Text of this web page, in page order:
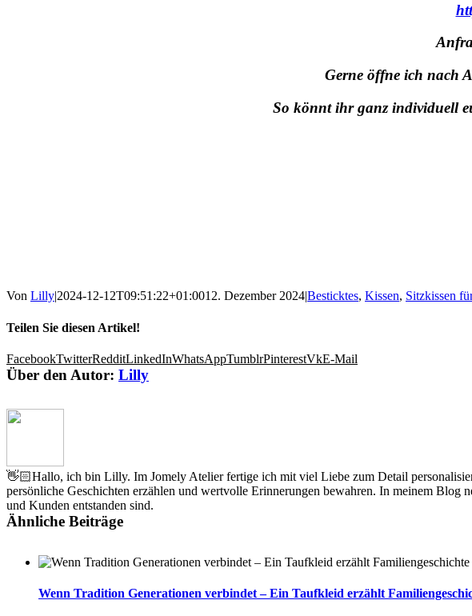
Gerne öffne ich nach
So könnt ihr ganz individuell
Von Lilly2024-12-12T09:51:22+01:0012. Dezember 2024Besticktes, Kissen, Sitzkissen
Teilen Sie diesen Artikel!
FacebookTwitterRedditLinkedInWhatsAppTumblrPinterestVkE-Mail
Über den Autor: Lilly
👋🏻Hallo, ich bin Lilly. Im Jomely Atelier fertige ich mit viel Liebe zum Detail
persönliche Geschichten erzählen und wertvolle Erinnerungen bewahren. In meinem
und Kunden entstanden sind.
Ähnliche Beiträge
Wenn Tradition Generationen verbindet – Ein Taufkleid erzählt